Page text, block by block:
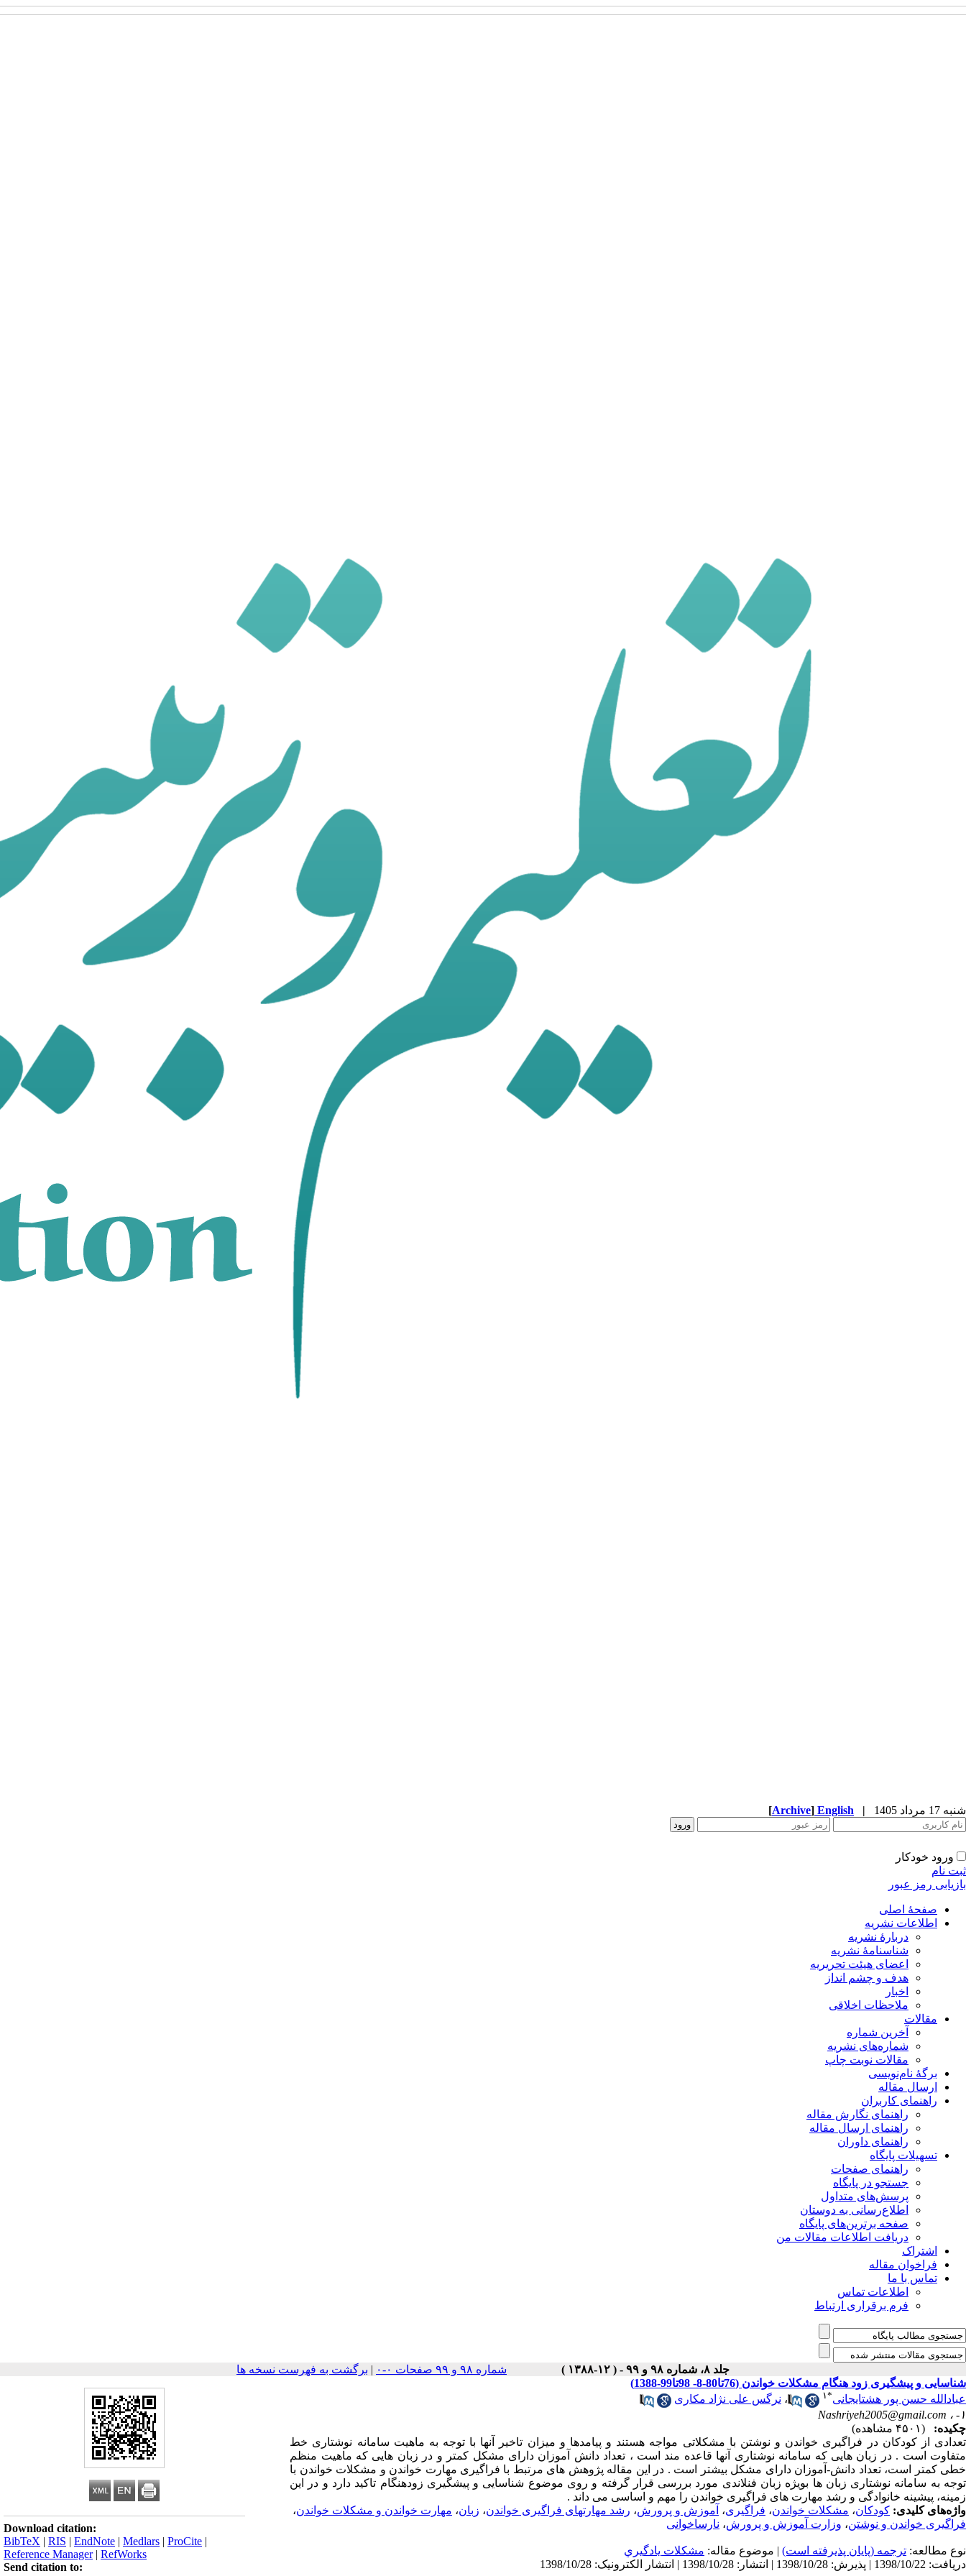
شنبه 17 مرداد 1405 |
English
[Archive]
ورود خودکار
ثبت نام
بازیابی رمز عبور
صفحۀ اصلی
اطلاعات نشریه
دربارۀ نشریه
شناسنامۀ نشریه
اعضای هیئت تحریریه
هدف و چشم انداز
اخبار
ملاحظات اخلاقی
مقالات
آخرین شماره
شماره‌های نشریه
مقالات نوبت چاپ
برگۀ نام‌نویسی
ارسال مقاله
راهنمای کاربران
راهنمای نگارش مقاله
راهنمای ارسال مقاله
راهنمای داوران
تسهیلات پایگاه
راهنمای صفحات
جستجو در پایگاه
پرسش‌های متداول
اطلاع‌رسانی به دوستان
صفحه برترین‌های پایگاه
دریافت اطلاعات مقالات من
اشتراک
فراخوان مقاله
تماس با ما
اطلاعات تماس
فرم برقراری ارتباط
جلد ۸، شماره ۹۸ و ۹۹ - ( ۱۲-۱۳۸۸ ) شماره ۹۸ و ۹۹ صفحات ۰-۰ | برگشت به فهرست نسخه ها
Download citation:
BibTeX | RIS | EndNote | Medlars | ProCite |
Reference Manager| RefWorks
Send citation to:
شناسایی و پیشگیری زود هنگام مشکلات خواندن (76تا80-8- 98تا99-1388)
عبادالله حسن پور هشتایجانی*۱ ، نرگس علی نژاد مکاری
۱- ،
Nashriyeh2005@gmail.com
چکیده:
(۴۵۰۱ مشاهده)
تعدادی از کودکان در فراگیری خواندن و نوشتن با مشکلاتی مواجه هستند و پیامدها و میزان تاخیر آنها با توجه به ماهیت سامانه نوشتاری خط
متفاوت است . در زبان هایی که سامانه نوشتاری آنها قاعده مند است ، تعداد دانش آموزان دارای مشکل کمتر و در زبان هایی که ماهیت منظم
خطی کمتر است، تعداد دانش-آموزان دارای مشکل بیشتر است . در این مقاله پژوهش های مرتبط با فراگیری مهارت خواندن و مشکلات خواندن با
توجه به سامانه نوشتاری زبان ها بویژه زبان فنلاندی مورد بررسی قرار گرفته و روی موضوع شناسایی و پیشگیری زودهنگام تاکید دارد و در این
زمینه، پیشینه خانوادگی و رشد مهارت های فراگیری خواندن را مهم و اساسی می داند .
واژه‌های کلیدی: کودکان، مشکلات خواندن، فراگیری، آموزش و پرورش، رشد مهارتهای فراگیری خواندن، زبان، مهارت خواندن و مشکلات خواندن،
فراگیری خواندن و نوشتن، وزارت آموزش و پرورش، نارساخوانی
نوع مطالعه: ترجمه (پایان پذیرفته است) | موضوع مقاله: مشکلات يادگيري
دریافت: 1398/10/22 | پذیرش: 1398/10/28 | انتشار: 1398/10/28 | انتشار الکترونیک: 1398/10/28